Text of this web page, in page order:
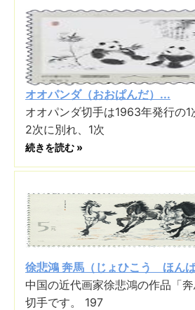
オオパンダ（おおぱんだ）...
オオパンダ切手は1963年発行の
2次に別れ、1次
続きを読む »
徐悲鴻 奔馬（じょひこう ほん
中国の近代画家徐悲鴻の作品「
切手です。 197